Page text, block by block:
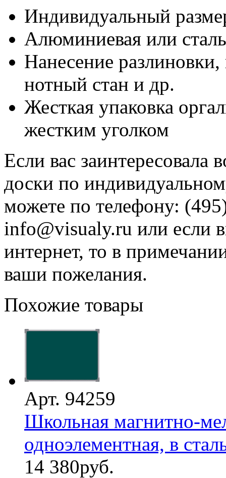
Индивидуальный
Алюминиевая или
Нанесение
нотный стан и др.
Жесткая упаковка
жестким уголком
Если вас заинтересовала
доски по
можете по телефону:
info@visualy.ru или если
интернет, то в
ваши пожелания.
Похожие товары
Арт. 94259
Школьная магнитно-
одноэлементная, в
14 380руб.